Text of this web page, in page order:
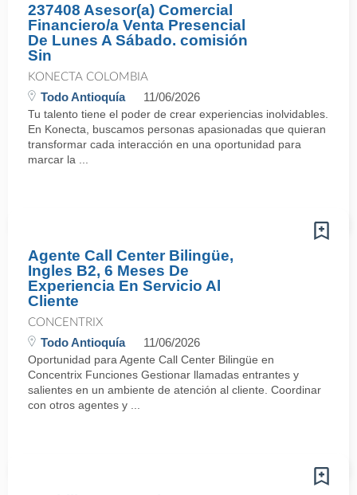
237408 Asesor(a) Comercial
Financiero/a Venta Presencial
De Lunes A Sábado. comisión
Sin
KONECTA COLOMBIA
Todo Antioquía 11/06/2026
Tu talento tiene el poder de crear experiencias inolvidables.
En Konecta, buscamos personas apasionadas que quieran
transformar cada interacción en una oportunidad para
marcar la ...
Agente Call Center Bilingüe,
Ingles B2, 6 Meses De
Experiencia En Servicio Al
Cliente
CONCENTRIX
Todo Antioquía 11/06/2026
Oportunidad para Agente Call Center Bilingüe en
Concentrix Funciones Gestionar llamadas entrantes y
salientes en un ambiente de atención al cliente. Coordinar
con otros agentes y ...